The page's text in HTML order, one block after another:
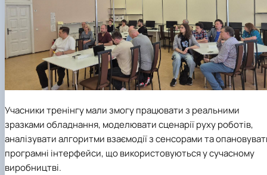
Учасники тренінгу мали змогу працювати з реальними
зразками обладнання, моделювати сценарії руху роботів,
аналізувати алгоритми взаємодії з сенсорами та
програмні інтерфейси, що використовуються у сучасному
виробництві.